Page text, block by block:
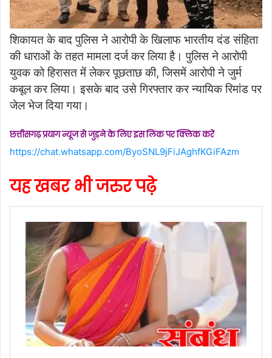
शिकायत के बाद पुलिस ने आरोपी के खिलाफ भारतीय दंड संहिता
की धाराओं के तहत मामला दर्ज कर लिया है। पुलिस ने आरोपी
युवक को हिरासत में लेकर पूछताछ की, जिसमें आरोपी ने जुर्म
कबूल कर लिया। इसके बाद उसे गिरफ्तार कर न्यायिक रिमांड पर
जेल भेज दिया गया।
छत्तीसगढ़ प्रयाग न्यूज से जुड़ने के लिए इस लिंक पर क्लिक करें
https://chat.whatsapp.com/ByoSNL9jFiJAghfKGiFAzm
यह खबर भी जरुर पढ़े